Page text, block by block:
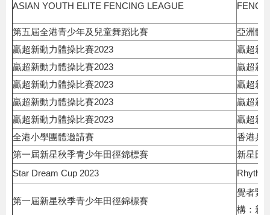
ASIAN YOUTH ELITE FENCING LEAGUE
第五屆全港青少年及兒童舞蹈比賽
亞洲體
贏超新動力體操比賽2023
贏超新
贏超新動力體操比賽2023
贏超新
贏超新動力體操比賽2023
贏超新
贏超新動力體操比賽2023
贏超新
贏超新動力體操比賽2023
贏超新
全港小學團體邀請賽
香港乒
第一屆新星秋季青少年田徑錦標賽
新星田
Star Dream Cup 2023
第一屆新星秋季青少年田徑錦標賽
覺者緊
構：新